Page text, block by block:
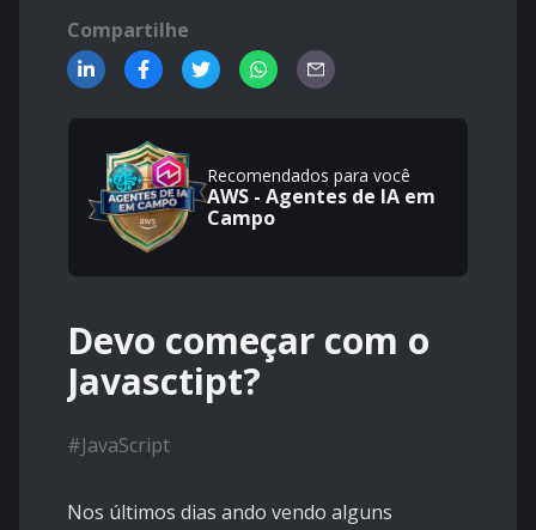
Compartilhe
Recomendados para você
AWS - Agentes de IA em
Campo
Devo começar com o
Javasctipt?
#JavaScript
Nos últimos dias ando vendo alguns